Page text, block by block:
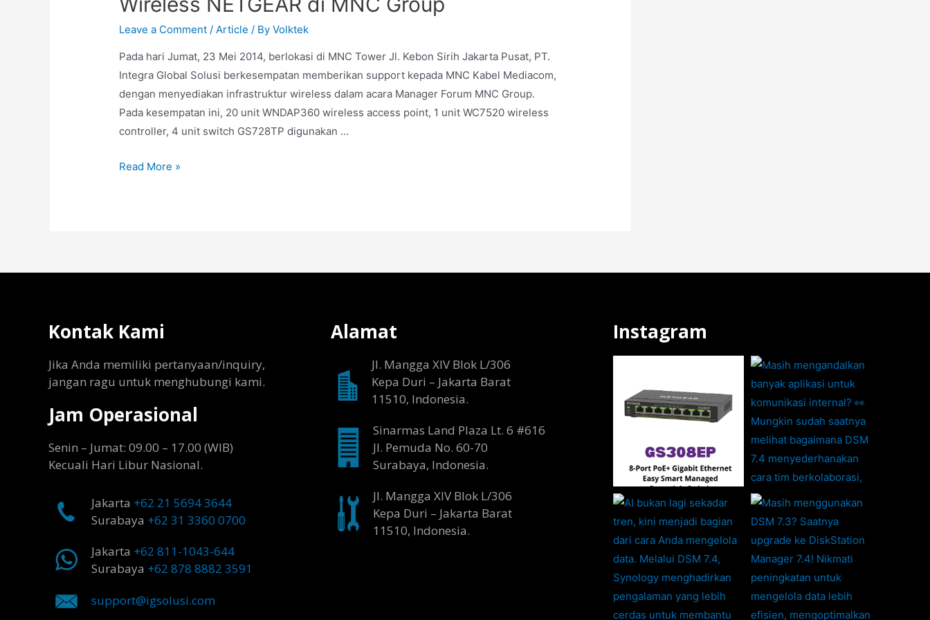
Leave a Comment /Article / ByVolktek
Pada hari Jumat, 23 Mei 2014, berlokasi di MNC Tower Jl. Kebon Sirih Jakarta Pusat, PT.
Integra Global Solusi berkesempatan memberikan support kepada MNC Kabel Mediacom,
dengan menyediakan infrastruktur wireless dalam acara Manager Forum MNC Group.
Pada kesempatan ini, 20 unit WNDAP360 wireless access point, 1 unit WC7520 wireless
controller, 4 unit switch GS728TP digunakan …
Read More »
Kontak Kami
Jika Anda memiliki pertanyaan/inquiry,
jangan ragu untuk menghubungi kami.
Jam Operasional
Senin – Jumat: 09.00 – 17.00 (WIB)
Kecuali Hari Libur Nasional.
Jakarta +62 21 5694 3644
Surabaya +62 31 3360 0700
Jakarta +62 811-1043-644
Surabaya +62 878 8882 3591
support@igsolusi.com
Alamat
Jl. Mangga XIV Blok L/306
Kepa Duri – Jakarta Barat
11510, Indonesia.
Sinarmas Land Plaza Lt. 6 #616
Jl. Pemuda No. 60-70
Surabaya, Indonesia.
Jl. Mangga XIV Blok L/306
Kepa Duri – Jakarta Barat
11510, Indonesia.
Instagram